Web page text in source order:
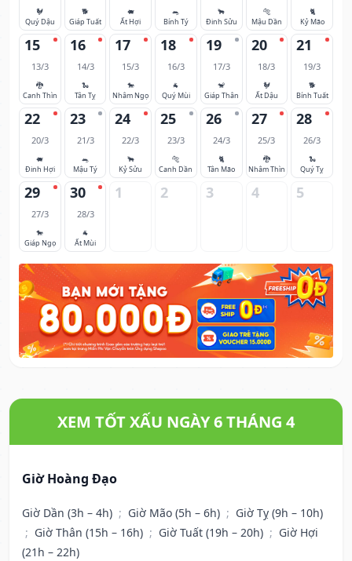
🐓
Quý Dậu
🐕
Giáp Tuất
🐖
Ất Hợi
🐀
Bính Tý
🐂
Đinh Sửu
🐅
Mậu Dần
🐈
Kỷ Mão
15
13/3
🐉
Canh Thìn
16
14/3
🐍
Tân Tỵ
17
15/3
🐎
Nhâm Ngọ
18
16/3
🐐
Quý Mùi
19
17/3
🐒
Giáp Thân
20
18/3
🐓
Ất Dậu
21
19/3
🐕
Bính Tuất
22
20/3
🐖
Đinh Hợi
23
21/3
🐀
Mậu Tý
24
22/3
🐂
Kỷ Sửu
25
23/3
🐅
Canh Dần
26
24/3
🐈
Tân Mão
27
25/3
🐉
Nhâm Thìn
28
26/3
🐍
Quý Tỵ
29
27/3
🐎
Giáp Ngọ
30
28/3
🐐
Ất Mùi
1 2 3 4 5
XEM TỐT XẤU NGÀY 6 THÁNG 4
Giờ Hoàng Đạo
Giờ Dần (3h – 4h) ; Giờ Mão (5h – 6h) ; Giờ Tỵ (9h – 10h)
; Giờ Thân (15h – 16h) ; Giờ Tuất (19h – 20h) ; Giờ Hợi
(21h – 22h)